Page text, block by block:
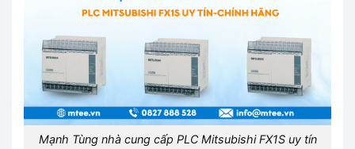
Mạnh Tùng nhà cung cấp PLC Mitsubishi FX1S uy tín